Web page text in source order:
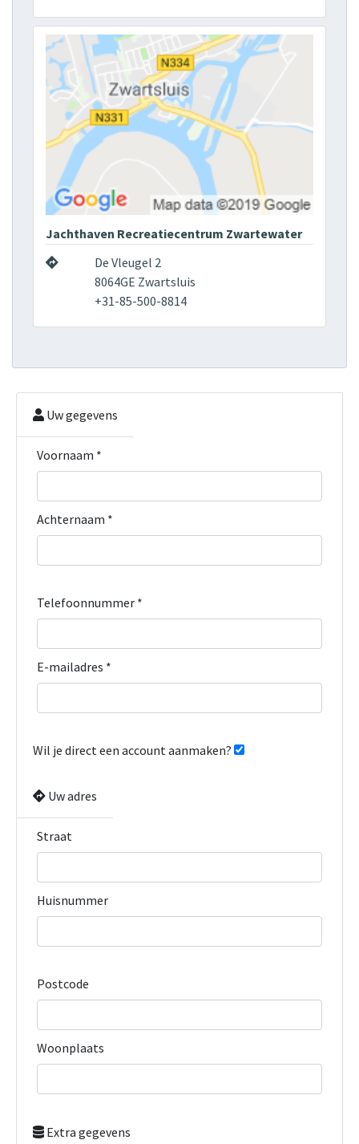
Jachthaven Recreatiecentrum Zwartewater
De Vleugel 2
8064GE Zwartsluis
+31-85-500-8814
Uw gegevens
Voornaam *
Achternaam *
Telefoonnummer *
E-mailadres *
Wil je direct een account aanmaken?
Uw adres
Straat
Huisnummer
Postcode
Woonplaats
Extra gegevens